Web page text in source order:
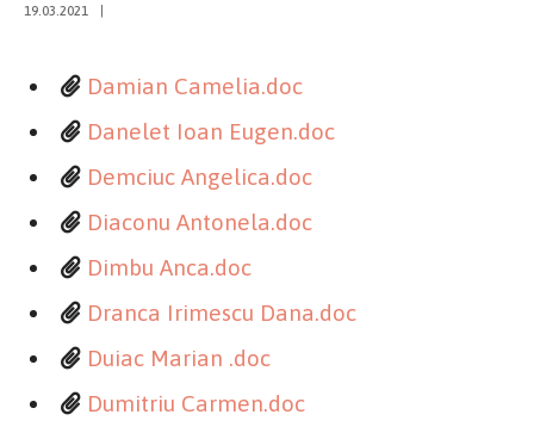
19.03.2021
Damian Camelia.doc
Danelet Ioan Eugen.doc
Demciuc Angelica.doc
Diaconu Antonela.doc
Dimbu Anca.doc
Dranca Irimescu Dana.doc
Duiac Marian .doc
Dumitriu Carmen.doc